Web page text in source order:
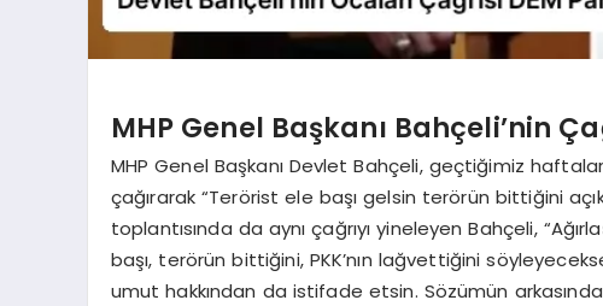
MHP Genel Başkanı Bahçeli’nin
MHP Genel Başkanı Devlet Bahçeli, geçtiğimiz
çağırarak “Terörist ele başı gelsin terörün bittiğini
toplantısında da aynı çağrıyı yineleyen Bahçeli,
başı, terörün bittiğini, PKK’nın lağvettiğini
umut hakkından da istifade etsin. Sözümün